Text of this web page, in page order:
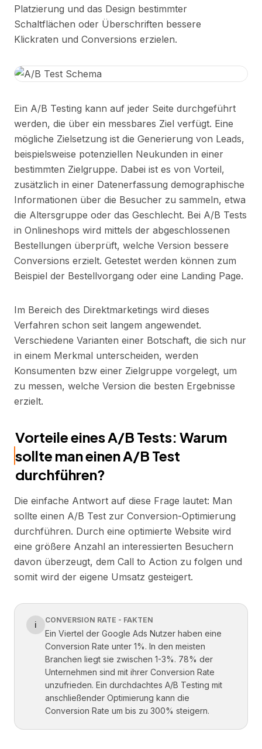
Platzierung und das Design bestimmter
Schaltflächen oder Überschriften bessere
Klickraten und Conversions erzielen.
Ein A/B Testing kann auf jeder Seite durchgeführt
werden, die über ein messbares Ziel verfügt. Eine
mögliche Zielsetzung ist die Generierung von Leads,
beispielsweise potenziellen Neukunden in einer
bestimmten Zielgruppe. Dabei ist es von Vorteil,
zusätzlich in einer Datenerfassung demographische
Informationen über die Besucher zu sammeln, etwa
die Altersgruppe oder das Geschlecht. Bei A/B Tests
in Onlineshops wird mittels der abgeschlossenen
Bestellungen überprüft, welche Version bessere
Conversions erzielt. Getestet werden können zum
Beispiel der Bestellvorgang oder eine Landing Page.
Im Bereich des Direktmarketings wird dieses
Verfahren schon seit langem angewendet.
Verschiedene Varianten einer Botschaft, die sich nur
in einem Merkmal unterscheiden, werden
Konsumenten bzw einer Zielgruppe vorgelegt, um
zu messen, welche Version die besten Ergebnisse
erzielt.
Vorteile eines A/B Tests: Warum
sollte man einen A/B Test
durchführen?
Die einfache Antwort auf diese Frage lautet: Man
sollte einen A/B Test zur Conversion-Optimierung
durchführen. Durch eine optimierte Website wird
eine größere Anzahl an interessierten Besuchern
davon überzeugt, dem Call to Action zu folgen und
somit wird der eigene Umsatz gesteigert.
ℹ️ CONVERSION RATE - FAKTEN
Ein Viertel der Google Ads Nutzer haben eine
Conversion Rate unter 1%. In den meisten
Branchen liegt sie zwischen 1-3%. 78% der
Unternehmen sind mit ihrer Conversion Rate
unzufrieden. Ein durchdachtes A/B Testing mit
anschließender Optimierung kann die
Conversion Rate um bis zu 300% steigern.